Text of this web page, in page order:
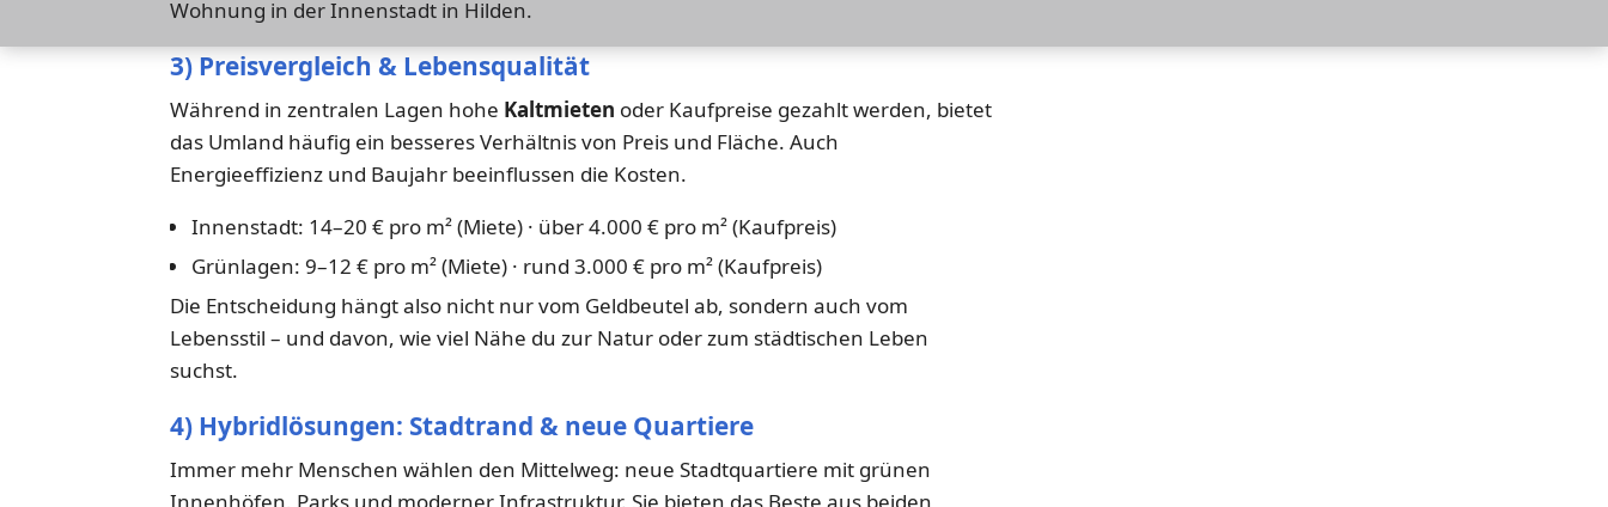
Wohnung in der Innenstadt in Hilden.
3) Preisvergleich & Lebensqualität
Während in zentralen Lagen hohe Kaltmieten oder Kaufpreise gezahlt werden, bietet
das Umland häufig ein besseres Verhältnis von Preis und Fläche. Auch
Energieeffizienz und Baujahr beeinflussen die Kosten.
Innenstadt: 14–20 € pro m² (Miete) · über 4.000 € pro m² (Kaufpreis)
Grünlagen: 9–12 € pro m² (Miete) · rund 3.000 € pro m² (Kaufpreis)
Die Entscheidung hängt also nicht nur vom Geldbeutel ab, sondern auch vom
Lebensstil – und davon, wie viel Nähe du zur Natur oder zum städtischen Leben
suchst.
4) Hybridlösungen: Stadtrand & neue Quartiere
Immer mehr Menschen wählen den Mittelweg: neue Stadtquartiere mit grünen